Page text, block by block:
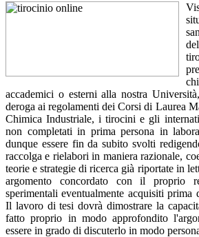
accademici o esterni alla nostra
deroga ai regolamenti dei Corsi di Laurea
Chimica Industriale, i tirocini e gli
non completati in prima persona in
dunque essere fin da subito svolti
raccolga e rielabori in maniera razionale,
teorie e strategie di ricerca già riportate in
argomento concordato con il proprio
sperimentali eventualmente acquisiti prima
Il lavoro di tesi dovrà dimostrare la
fatto proprio in modo approfondito
essere in grado di discuterlo in modo